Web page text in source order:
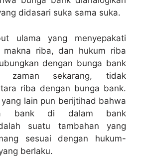
didasari suka sama suka.
ulama yang menyepakati
makna riba, dan hukum riba
dengan bunga bank
zaman sekarang, tidak
riba dengan bunga bank.
lain pun berijtihad bahwa
bank di dalam bank
suatu tambahan yang
sesuai dengan hukum-
berlaku.